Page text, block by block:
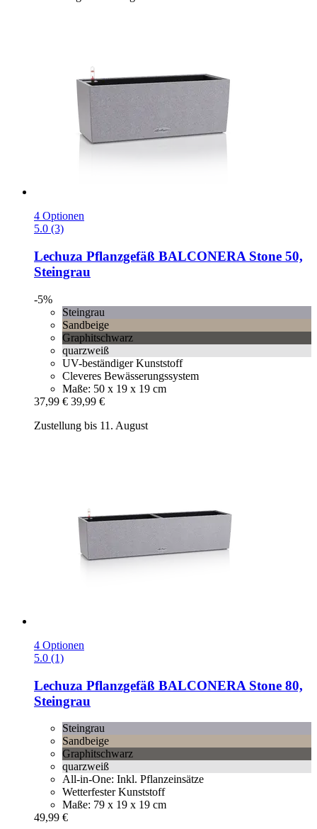
4 Optionen
5.0 (3)
Lechuza Pflanzgefäß BALCONERA Stone 50,
Steingrau
-5%
Steingrau
Sandbeige
Graphitschwarz
quarzweiß
UV-beständiger Kunststoff
Cleveres Bewässerungssystem
Maße: 50 x 19 x 19 cm
37,99 € 39,99 €
Zustellung bis 11. August
4 Optionen
5.0 (1)
Lechuza Pflanzgefäß BALCONERA Stone 80,
Steingrau
Steingrau
Sandbeige
Graphitschwarz
quarzweiß
All-in-One: Inkl. Pflanzeinsätze
Wetterfester Kunststoff
Maße: 79 x 19 x 19 cm
49,99 €